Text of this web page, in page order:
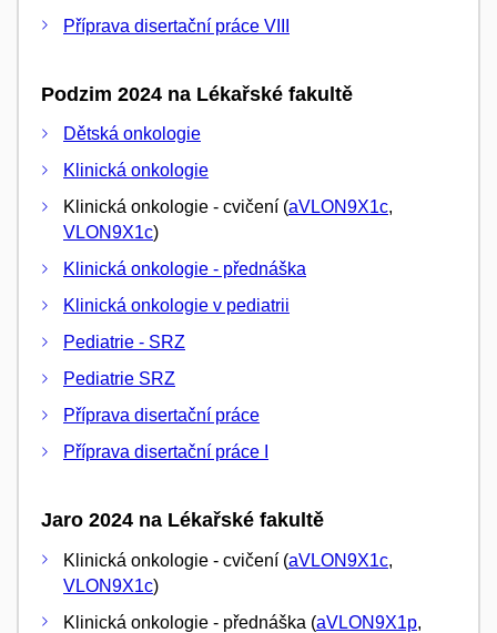
Příprava disertační práce VIII
Podzim 2024 na Lékařské fakultě
Dětská onkologie
Klinická onkologie
Klinická onkologie - cvičení (aVLON9X1c,
VLON9X1c)
Klinická onkologie - přednáška
Klinická onkologie v pediatrii
Pediatrie - SRZ
Pediatrie SRZ
Příprava disertační práce
Příprava disertační práce I
Jaro 2024 na Lékařské fakultě
Klinická onkologie - cvičení (aVLON9X1c,
VLON9X1c)
Klinická onkologie - přednáška (aVLON9X1p,